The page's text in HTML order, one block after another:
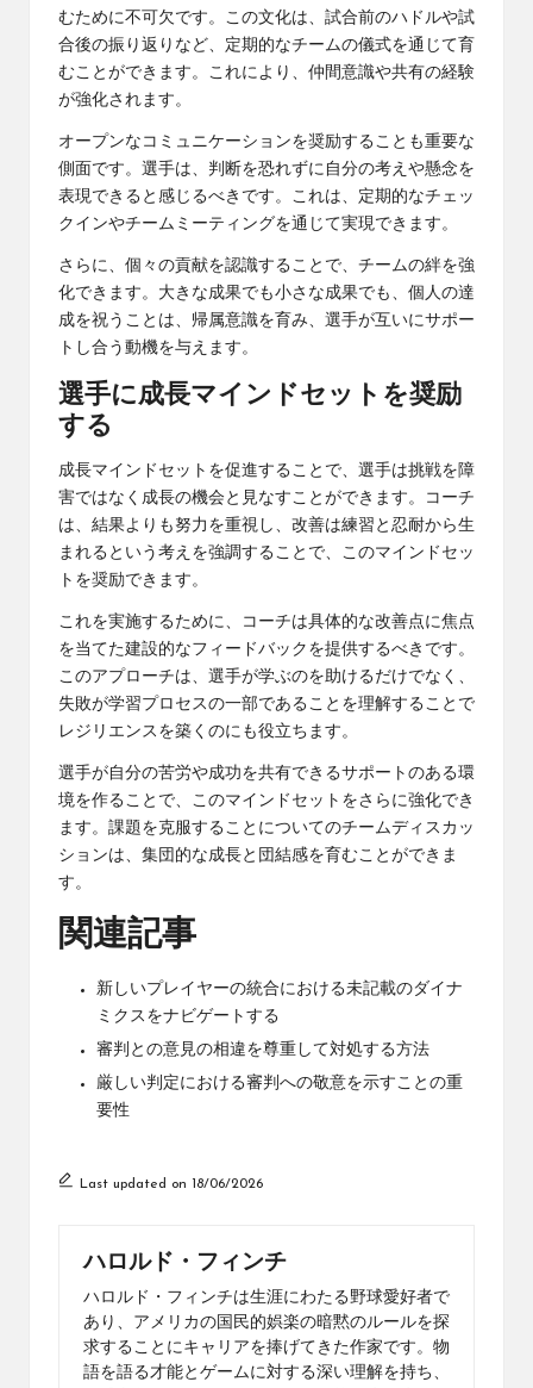
むために不可欠です。この文化は、試合前のハドルや試
合後の振り返りなど、定期的なチームの儀式を通じて育
むことができます。これにより、仲間意識や共有の経験
が強化されます。
オープンなコミュニケーションを奨励することも重要な
側面です。選手は、判断を恐れずに自分の考えや懸念を
表現できると感じるべきです。これは、定期的なチェッ
クインやチームミーティングを通じて実現できます。
さらに、個々の貢献を認識することで、チームの絆を強
化できます。大きな成果でも小さな成果でも、個人の達
成を祝うことは、帰属意識を育み、選手が互いにサポー
トし合う動機を与えます。
選手に成長マインドセットを奨励
する
成長マインドセットを促進することで、選手は挑戦を障
害ではなく成長の機会と見なすことができます。コーチ
は、結果よりも努力を重視し、改善は練習と忍耐から生
まれるという考えを強調することで、このマインドセッ
トを奨励できます。
これを実施するために、コーチは具体的な改善点に焦点
を当てた建設的なフィードバックを提供するべきです。
このアプローチは、選手が学ぶのを助けるだけでなく、
失敗が学習プロセスの一部であることを理解することで
レジリエンスを築くのにも役立ちます。
選手が自分の苦労や成功を共有できるサポートのある環
境を作ることで、このマインドセットをさらに強化でき
ます。課題を克服することについてのチームディスカッ
ションは、集団的な成長と団結感を育むことができま
す。
関連記事
新しいプレイヤーの統合における未記載のダイナ
ミクスをナビゲートする
審判との意見の相違を尊重して対処する方法
厳しい判定における審判への敬意を示すことの重
要性
Last updated on 18/06/2026
ハロルド・フィンチ
ハロルド・フィンチは生涯にわたる野球愛好者で
あり、アメリカの国民的娯楽の暗黙のルールを探
求することにキャリアを捧げてきた作家です。物
語を語る才能とゲームに対する深い理解を持ち、